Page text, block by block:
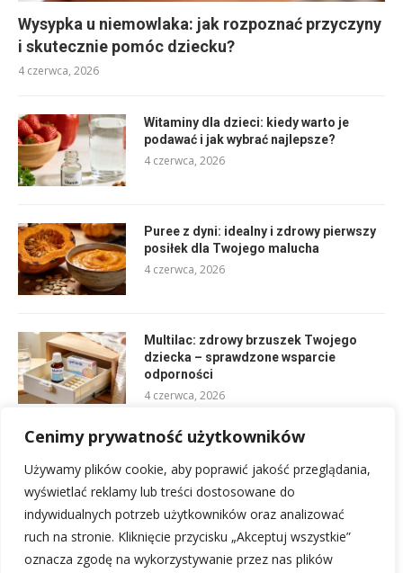
Cenimy prywatność użytkowników
Używamy plików cookie, aby poprawić jakość przeglądania,
wyświetlać reklamy lub treści dostosowane do
indywidualnych potrzeb użytkowników oraz analizować
ruch na stronie. Kliknięcie przycisku „Akceptuj wszystkie”
oznacza zgodę na wykorzystywanie przez nas plików
Wysypka u niemowlaka: jak rozpoznać przyczyny
i skutecznie pomóc dziecku?
4 czerwca, 2026
Witaminy dla dzieci: kiedy warto je
podawać i jak wybrać najlepsze?
4 czerwca, 2026
Puree z dyni: idealny i zdrowy pierwszy
posiłek dla Twojego malucha
4 czerwca, 2026
Multilac: zdrowy brzuszek Twojego
dziecka – sprawdzone wsparcie
odporności
4 czerwca, 2026
Kraniosynostoza: objawy, diagnoza i jak
pomóc dziecku?
4 czerwca, 2026